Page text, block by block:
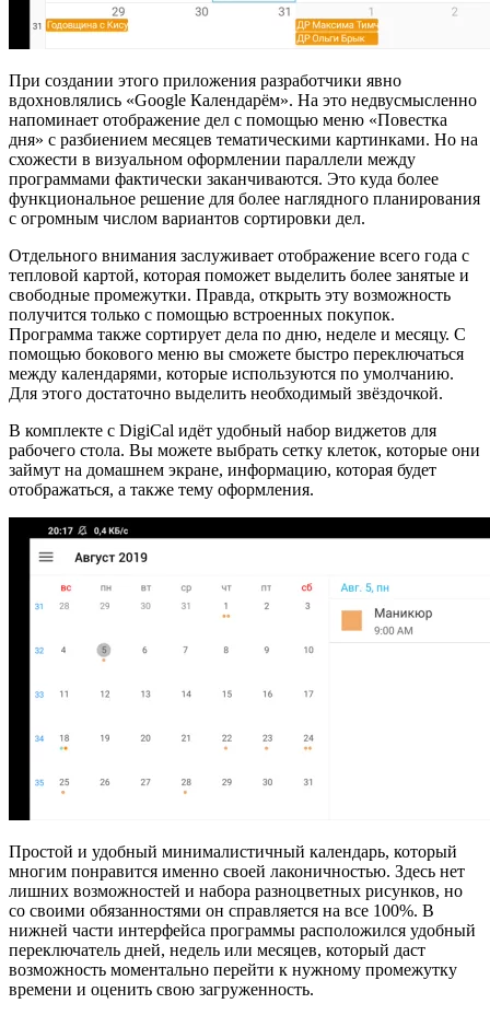
При создании этого приложения разработчики явно
вдохновлялись «Google Календарём». На это недвусмысленно
напоминает отображение дел с помощью меню «Повестка
дня» с разбиением месяцев тематическими картинками. Но на
схожести в визуальном оформлении параллели между
программами фактически заканчиваются. Это куда более
функциональное решение для более наглядного планирования
с огромным числом вариантов сортировки дел.
Отдельного внимания заслуживает отображение всего года с
тепловой картой, которая поможет выделить более занятые и
свободные промежутки. Правда, открыть эту возможность
получится только с помощью встроенных покупок.
Программа также сортирует дела по дню, неделе и месяцу. С
помощью бокового меню вы сможете быстро переключаться
между календарями, которые используются по умолчанию.
Для этого достаточно выделить необходимый звёздочкой.
В комплекте с DigiCal идёт удобный набор виджетов для
рабочего стола. Вы можете выбрать сетку клеток, которые они
займут на домашнем экране, информацию, которая будет
отображаться, а также тему оформления.
Простой и удобный минималистичный календарь, который
многим понравится именно своей лаконичностью. Здесь нет
лишних возможностей и набора разноцветных рисунков, но
со своими обязанностями он справляется на все 100%. В
нижней части интерфейса программы расположился удобный
переключатель дней, недель или месяцев, который даст
возможность моментально перейти к нужному промежутку
времени и оценить свою загруженность.